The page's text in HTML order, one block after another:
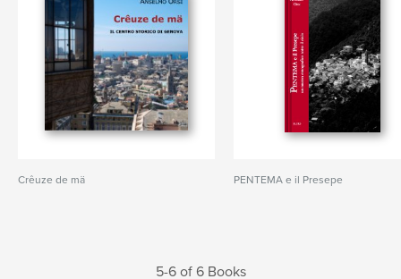
Crêuze de mä PENTEMA e il Presepe
5-6 of 6 Books